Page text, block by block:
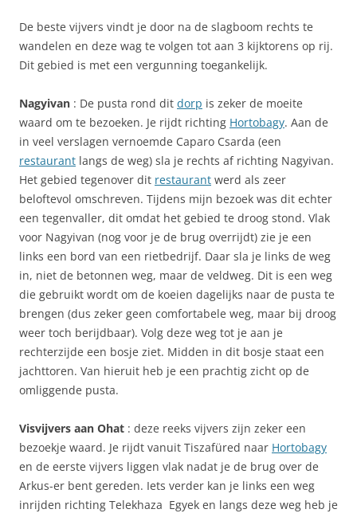
De beste vijvers vindt je door na de slagboom rechts te
wandelen en deze wag te volgen tot aan 3 kijktorens op rij.
Dit gebied is met een vergunning toegankelijk.
Nagyivan : De pusta rond dit dorp is zeker de moeite
waard om te bezoeken. Je rijdt richting Hortobagy. Aan de
in veel verslagen vernoemde Caparo Csarda (een
restaurant langs de weg) sla je rechts af richting Nagyivan.
Het gebied tegenover dit restaurant werd als zeer
beloftevol omschreven. Tijdens mijn bezoek was dit echter
een tegenvaller, dit omdat het gebied te droog stond. Vlak
voor Nagyivan (nog voor je de brug overrijdt) zie je een
links een bord van een rietbedrijf. Daar sla je links de weg
in, niet de betonnen weg, maar de veldweg. Dit is een weg
die gebruikt wordt om de koeien dagelijks naar de pusta te
brengen (dus zeker geen comfortabele weg, maar bij droog
weer toch berijdbaar). Volg deze weg tot je aan je
rechterzijde een bosje ziet. Midden in dit bosje staat een
jachttoren. Van hieruit heb je een prachtig zicht op de
omliggende pusta.
Visvijvers aan Ohat : deze reeks vijvers zijn zeker een
bezoekje waard. Je rijdt vanuit Tiszafüred naar Hortobagy
en de eerste vijvers liggen vlak nadat je de brug over de
Arkus-er bent gereden. Iets verder kan je links een weg
inrijden richting Telekhaza  Egyek en langs deze weg heb je